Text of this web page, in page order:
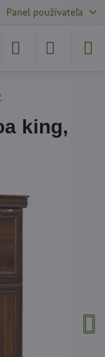
Panel používateľa
king,